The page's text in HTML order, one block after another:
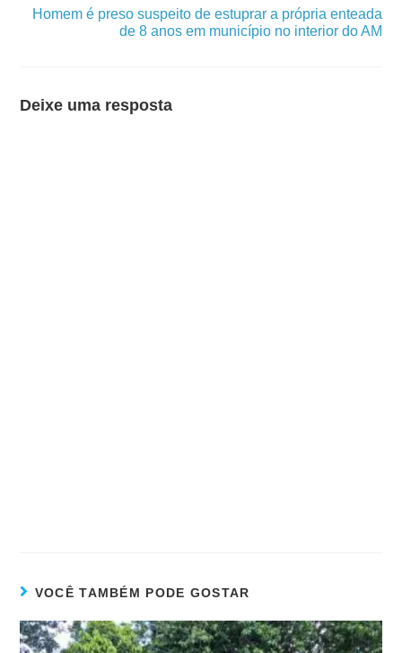
Homem é preso suspeito de estuprar a própria enteada
de 8 anos em município no interior do AM
Deixe uma resposta
VOCÊ TAMBÉM PODE GOSTAR